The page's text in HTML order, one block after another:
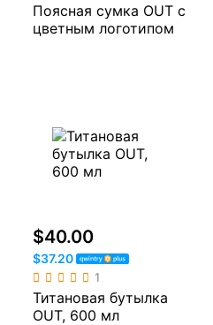
Поясная сумка OUT с
цветным логотипом
$40.00
$37.20
1
Титановая бутылка
OUT, 600 мл